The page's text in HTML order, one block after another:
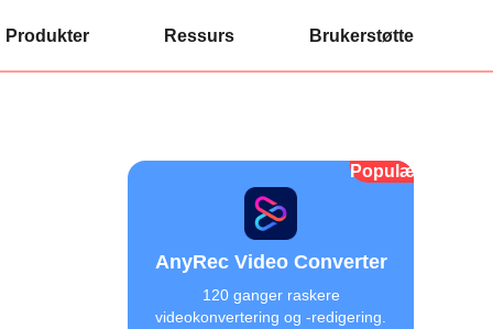
Produkter Ressurs Brukerstøtte
Populær
AnyRec Video Converter
120 ganger raskere
videokonvertering og -redigering.